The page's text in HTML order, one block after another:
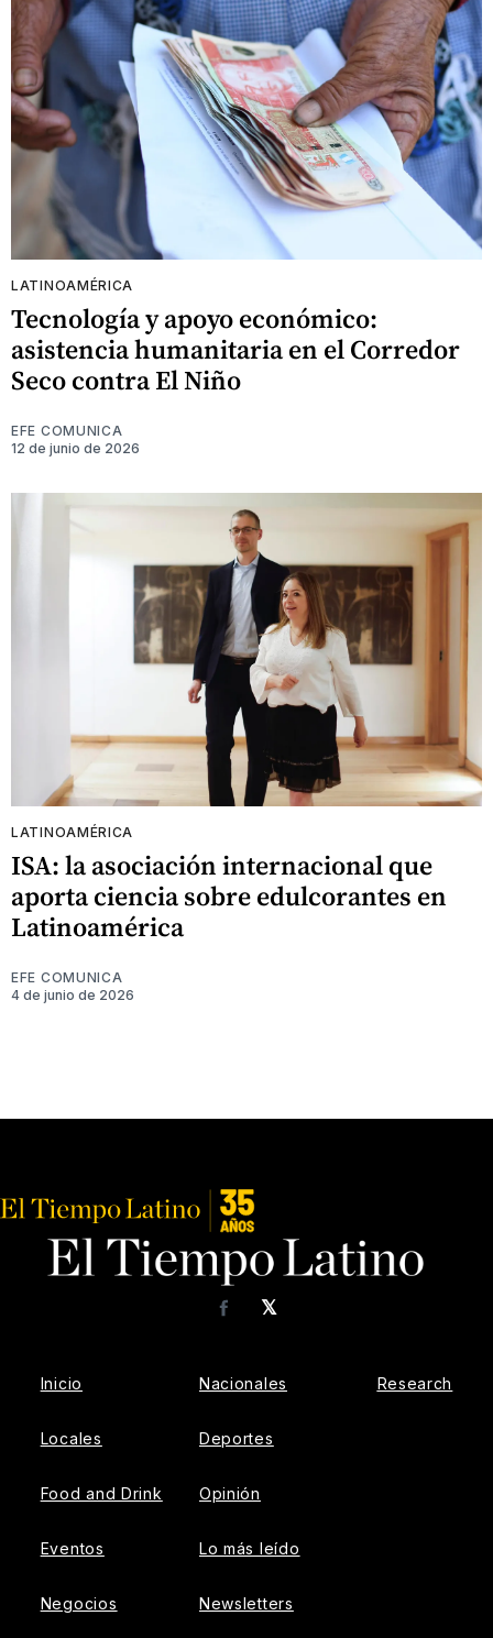
LATINOAMÉRICA
Tecnología y apoyo económico:
asistencia humanitaria en el Corredor
Seco contra El Niño
EFE COMUNICA
12 de junio de 2026
LATINOAMÉRICA
ISA: la asociación internacional que
aporta ciencia sobre edulcorantes en
Latinoamérica
EFE COMUNICA
4 de junio de 2026
𝕏
Facebook
Inicio
Locales
Food and Drink
Eventos
Negocios
Nacionales
Deportes
Opinión
Lo más leído
Newsletters
Research